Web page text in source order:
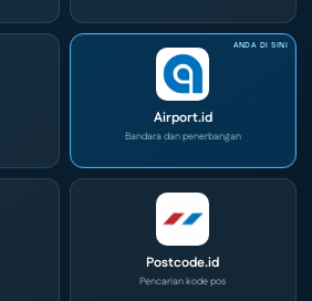
Airport.id
Bandara dan penerbangan
Postcode.id
Pencarian kode pos